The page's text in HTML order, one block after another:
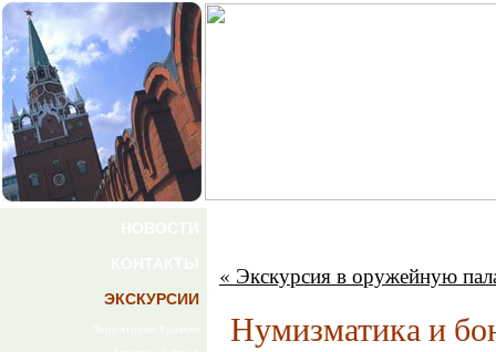
ЭКСКУРСИИ
« Экскурсия в оружейную
Нумизматика и